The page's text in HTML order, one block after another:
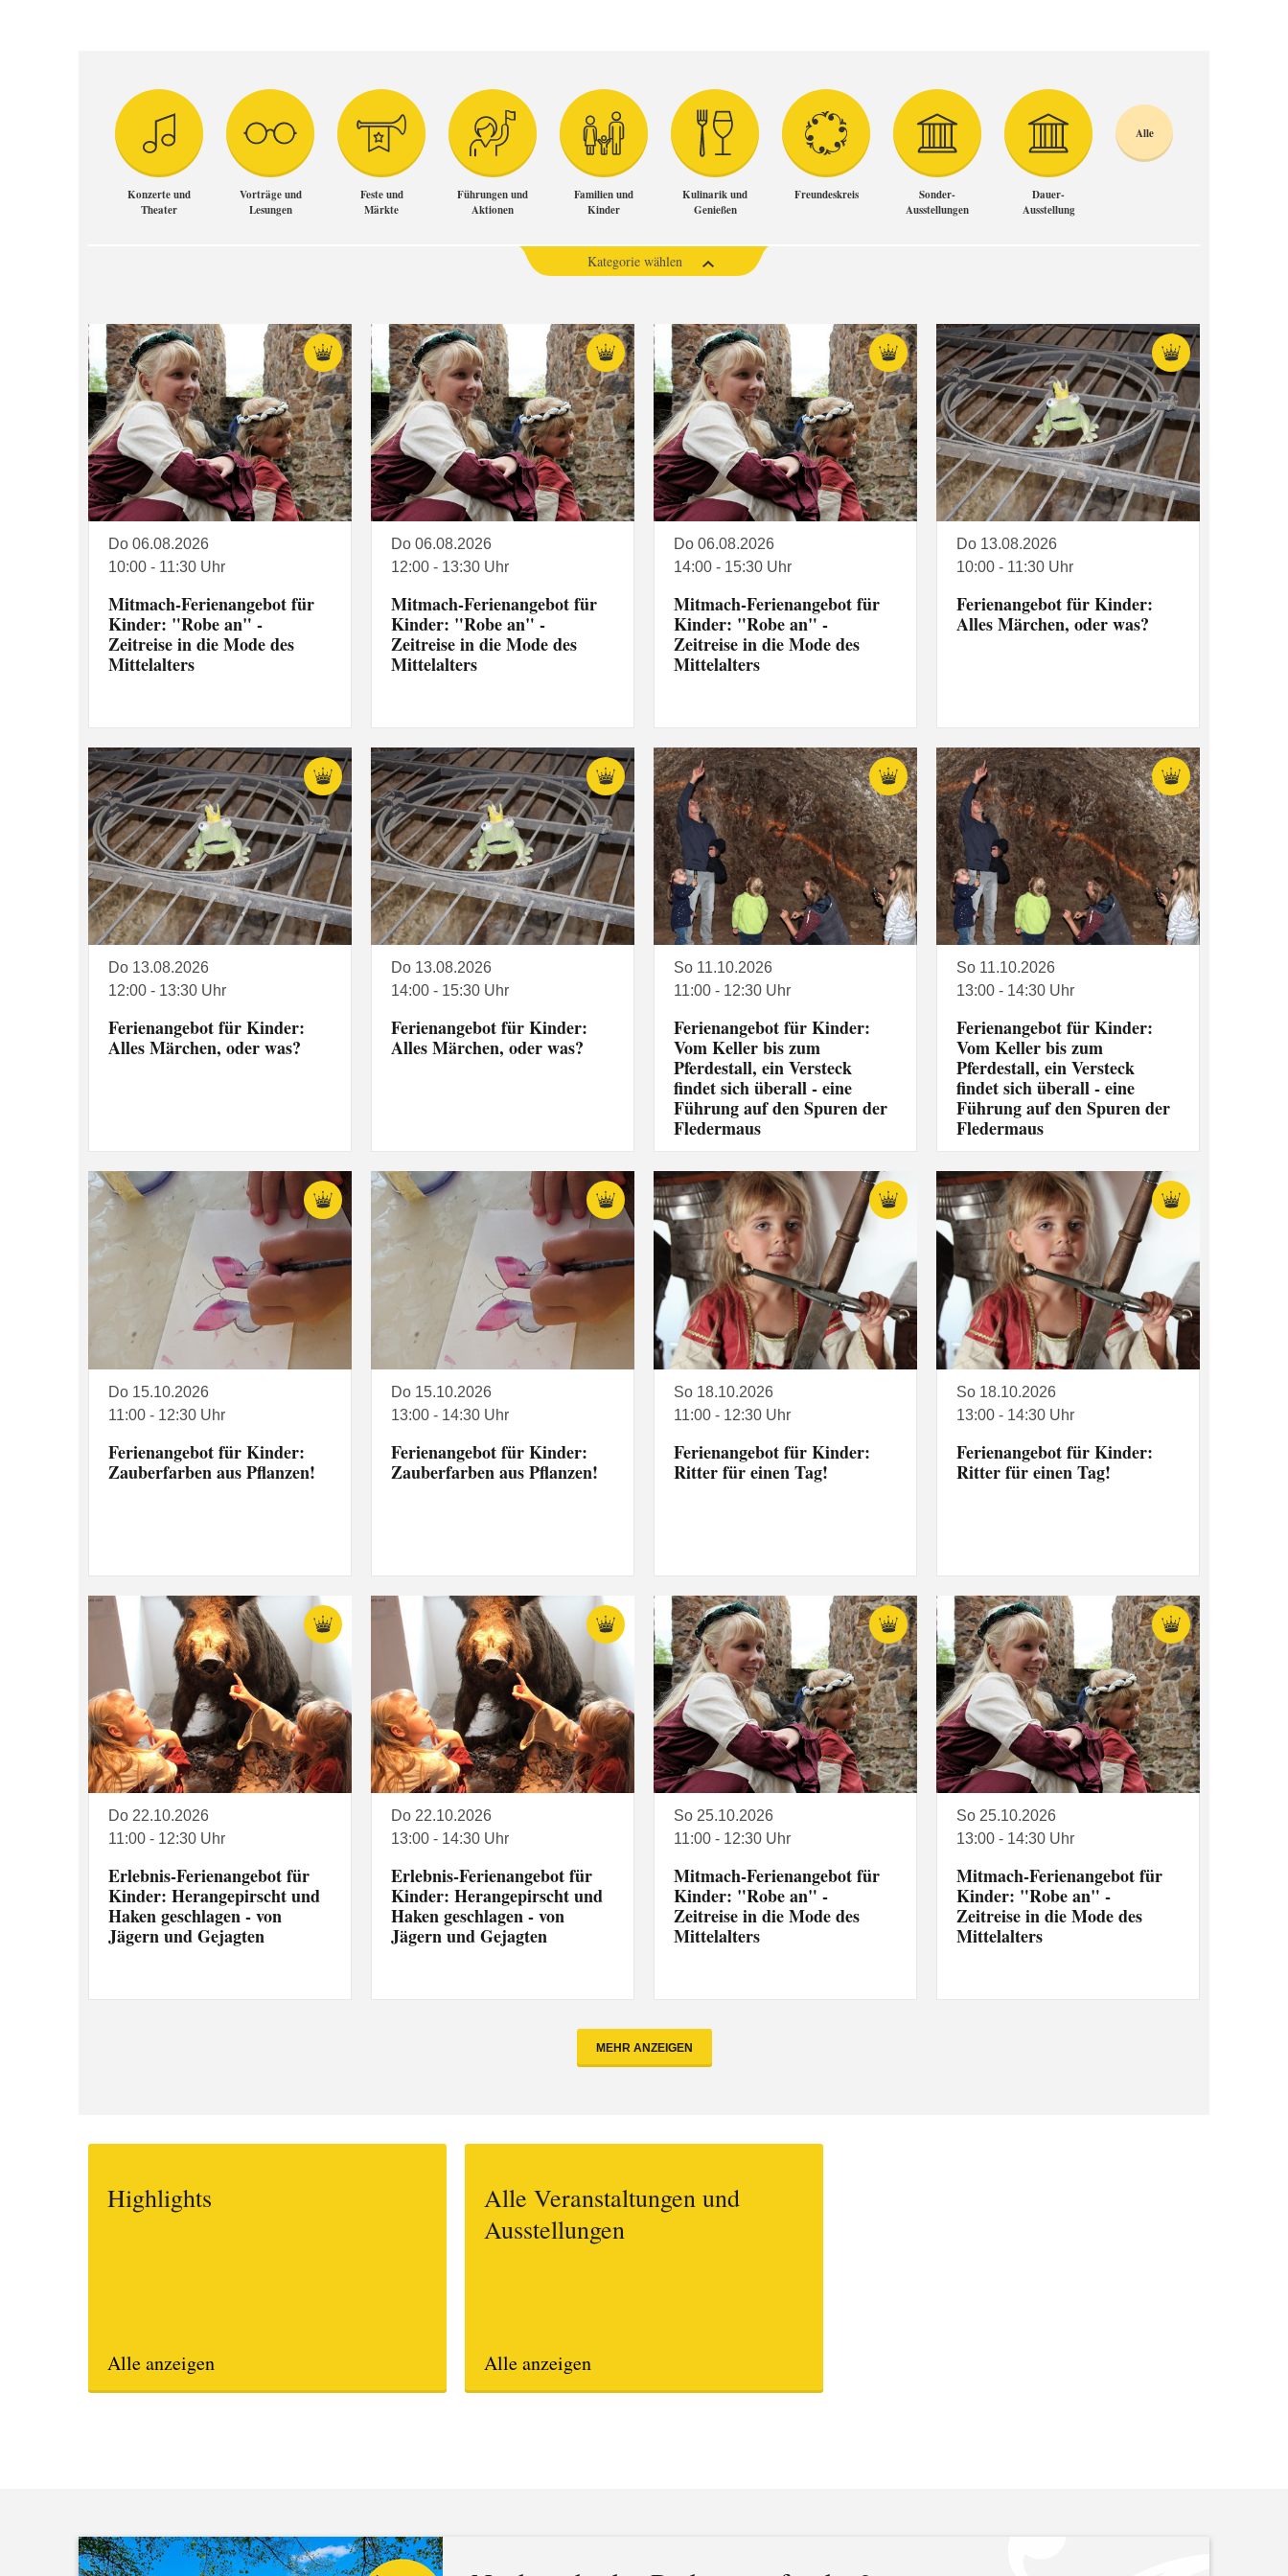
Konzerte und
Theater
Vorträge und
Lesungen
Feste und
Märkte
Führungen und
Aktionen
Familien und
Kinder
Kulinarik und
Genießen
Freundeskreis
Sonder-
Ausstellungen
Dauer-
Ausstellung
Alle
Kategorie wählen
Do 06.08.2026
10:00 - 11:30 Uhr
Mitmach-Ferienangebot für
Kinder: "Robe an" -
Zeitreise in die Mode des
Mittelalters
Do 06.08.2026
12:00 - 13:30 Uhr
Mitmach-Ferienangebot für
Kinder: "Robe an" -
Zeitreise in die Mode des
Mittelalters
Do 06.08.2026
14:00 - 15:30 Uhr
Mitmach-Ferienangebot für
Kinder: "Robe an" -
Zeitreise in die Mode des
Mittelalters
Do 13.08.2026
10:00 - 11:30 Uhr
Ferienangebot für Kinder:
Alles Märchen, oder was?
Do 13.08.2026
12:00 - 13:30 Uhr
Ferienangebot für Kinder:
Alles Märchen, oder was?
Do 13.08.2026
14:00 - 15:30 Uhr
Ferienangebot für Kinder:
Alles Märchen, oder was?
So 11.10.2026
11:00 - 12:30 Uhr
Ferienangebot für Kinder:
Vom Keller bis zum
Pferdestall, ein Versteck
findet sich überall - eine
Führung auf den Spuren der
Fledermaus
So 11.10.2026
13:00 - 14:30 Uhr
Ferienangebot für Kinder:
Vom Keller bis zum
Pferdestall, ein Versteck
findet sich überall - eine
Führung auf den Spuren der
Fledermaus
Do 15.10.2026
11:00 - 12:30 Uhr
Ferienangebot für Kinder:
Zauberfarben aus Pflanzen!
Do 15.10.2026
13:00 - 14:30 Uhr
Ferienangebot für Kinder:
Zauberfarben aus Pflanzen!
So 18.10.2026
11:00 - 12:30 Uhr
Ferienangebot für Kinder:
Ritter für einen Tag!
So 18.10.2026
13:00 - 14:30 Uhr
Ferienangebot für Kinder:
Ritter für einen Tag!
Do 22.10.2026
11:00 - 12:30 Uhr
Erlebnis-Ferienangebot für
Kinder: Herangepirscht und
Haken geschlagen - von
Jägern und Gejagten
Do 22.10.2026
13:00 - 14:30 Uhr
Erlebnis-Ferienangebot für
Kinder: Herangepirscht und
Haken geschlagen - von
Jägern und Gejagten
So 25.10.2026
11:00 - 12:30 Uhr
Mitmach-Ferienangebot für
Kinder: "Robe an" -
Zeitreise in die Mode des
Mittelalters
So 25.10.2026
13:00 - 14:30 Uhr
Mitmach-Ferienangebot für
Kinder: "Robe an" -
Zeitreise in die Mode des
Mittelalters
MEHR ANZEIGEN
Highlights
Alle anzeigen
Alle Veranstaltungen und
Ausstellungen
Alle anzeigen